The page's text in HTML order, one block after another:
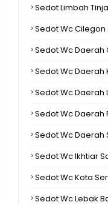
Sedot Limbah Tinja
Sedot Wc Cilegon
Sedot Wc Daerah
Sedot Wc Daerah
Sedot Wc Daerah
Sedot Wc Daerah
Sedot Wc Daerah
Sedot Wc Ikhtiar
Sedot Wc Kota
Sedot Wc Lebak